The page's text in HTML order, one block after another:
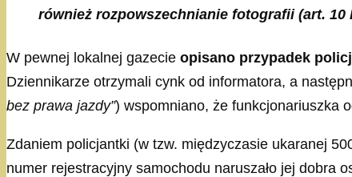
również rozpowszechnianie fotografii (art. 10
W pewnej lokalnej gazecie opisano przypadek
Dziennikarze otrzymali cynk od informatora, a
bez prawa jazdy”) wspomniano, że funkcjonariuszka
Zdaniem policjantki (w tzw. międzyczasie ukaranej
numer rejestracyjny samochodu naruszało jej dobra